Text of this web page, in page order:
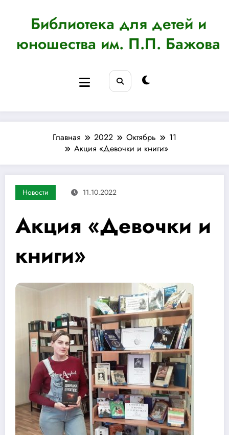
содержимомуБиблиотека для детей и
юношества им. П.П. Бажова
Главная 2022 Октябрь
11
Акция «Девочки и книги»
Новости 11.10.2022
Акция «Девочки и
книги»